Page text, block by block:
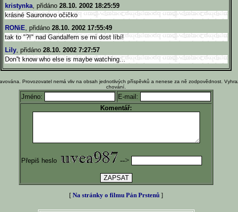
kristynka, přidáno 28.10. 2002 18:25:59
krásné Sauronovo očičko
RONiE, přidáno 28.10. 2002 17:55:49
tak to "?!" nad Gandalfem se mi dost líbí!
Lily, přidáno 28.10. 2002 7:27:57
Don''t know who else is maybe watching...
Provozovatel nemá vliv na obsah jednotlivých příspěvků a nenese za ně zodpovědnost.
chování.
Jméno:
E-mail:
Komentář:
Přepiš heslo -->
[ Na stránky o filmu Pán Prstenů ]